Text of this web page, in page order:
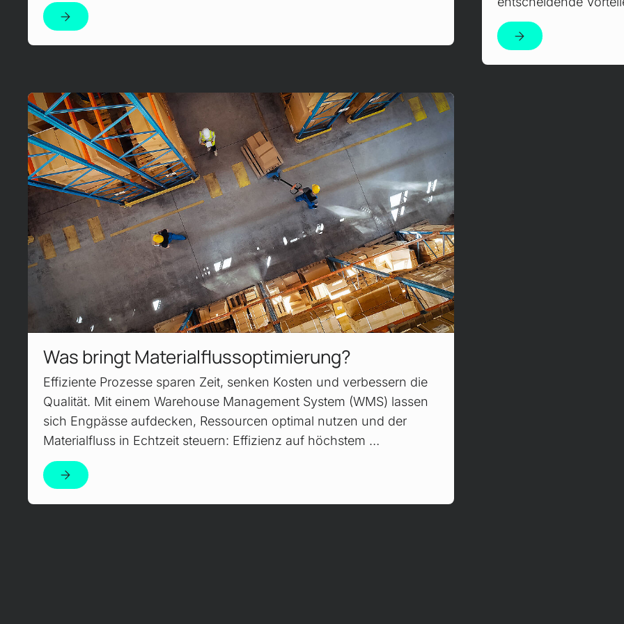
Was bringt Material­fluss­optimierung?
Effiziente Prozesse sparen Zeit, senken Kosten und verbessern die
Qualität. Mit einem Warehouse Management System (WMS) lassen
sich Engpässe aufdecken, Ressourcen optimal nutzen und der
Materialfluss in Echtzeit steuern: Effizienz auf höchstem …
Czytaj więcej!